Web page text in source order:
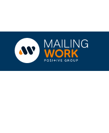
springen